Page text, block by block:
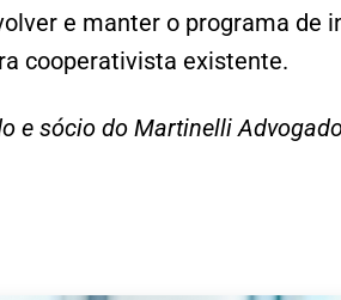
e manter o programa de
cooperativista existente.
e sócio do Martinelli